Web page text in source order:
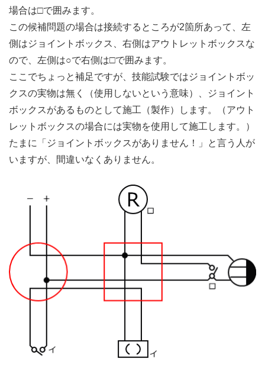
場合は□で囲みます。
この候補問題の場合は接続するところが2箇所あって、左
側はジョイントボックス、右側はアウトレットボックスな
ので、左側は○で右側は□で囲みます。
ここでちょっと補足ですが、技能試験ではジョイントボッ
クスの実物は無く（使用しないという意味）、ジョイント
ボックスがあるものとして施工（製作）します。（アウト
レットボックスの場合には実物を使用して施工します。）
たまに「ジョイントボックスがありません！」と言う人が
いますが、間違いなくありません。